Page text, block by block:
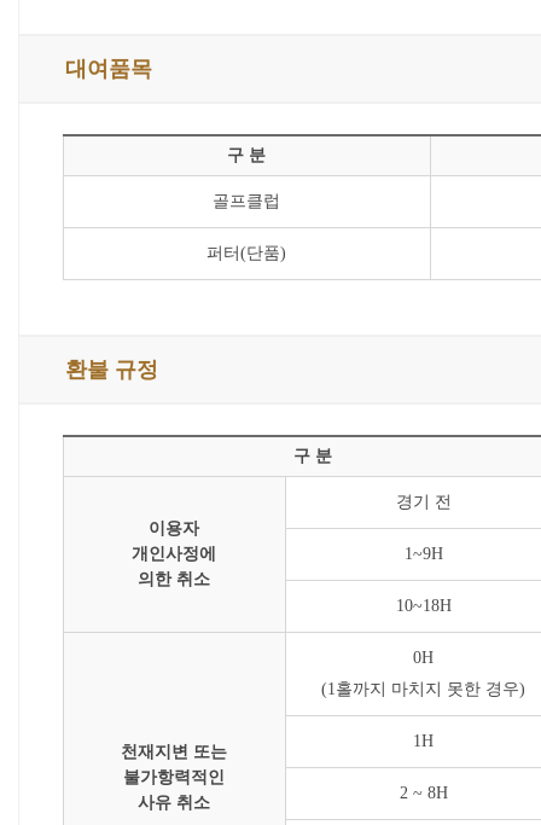
대여품목
구 분
골프클럽
퍼터(단품)
환불 규정
구 분
이용자
개인사정에
의한 취소
경기 전
1~9H
10~18H
천재지변 또는
불가항력적인
사유 취소
0H
(1홀까지 마치지 못한 경우)
1H
2 ~ 8H